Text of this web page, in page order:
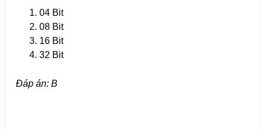
04 Bit
08 Bit
16 Bit
32 Bit
Đáp án: B